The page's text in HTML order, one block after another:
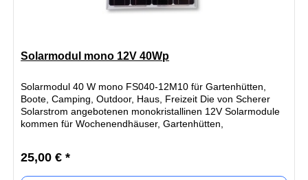
Solarmodul mono 12V 40Wp
Solarmodul 40 W mono FS040-12M10 für Gartenhütten,
Boote, Camping, Outdoor, Haus, Freizeit Die von Scherer
Solarstrom angebotenen monokristallinen 12V Solarmodule
kommen für Wochenendhäuser, Gartenhütten,
25,00 € *